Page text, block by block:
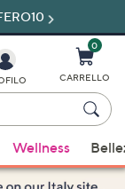
0
CARRELLO
Wellness